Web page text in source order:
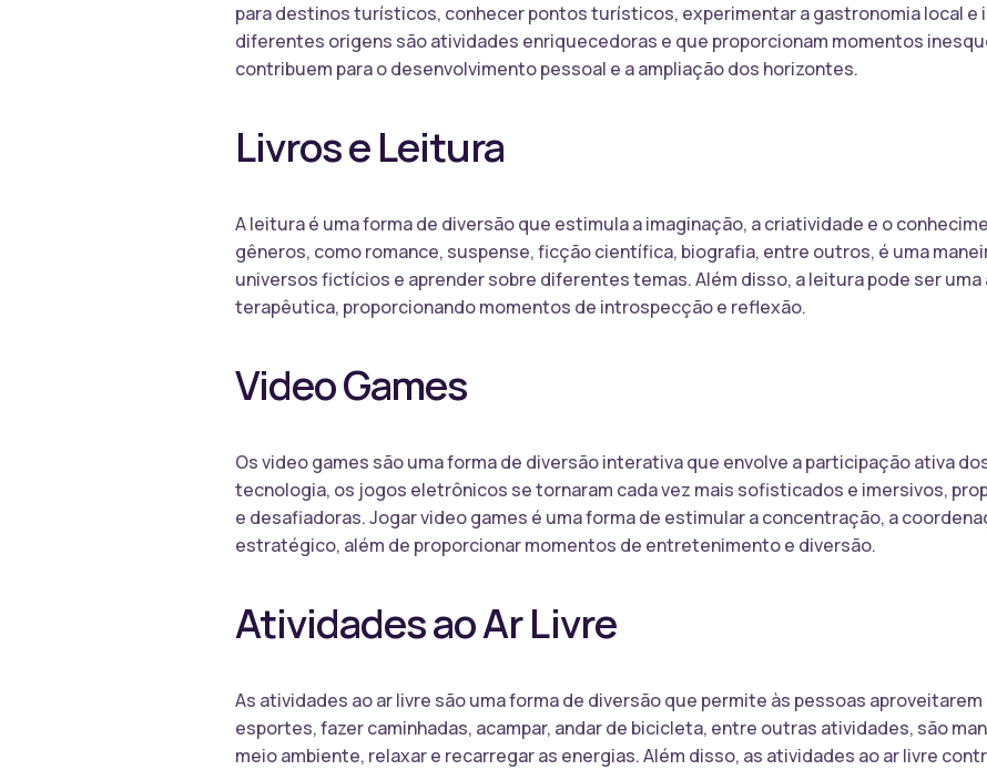
para destinos turísticos, conhecer pontos turísticos, experimentar a gastronomia local e
diferentes origens são atividades enriquecedoras e que proporcionam momentos
contribuem para o desenvolvimento pessoal e a ampliação dos horizontes.
Livros e Leitura
A leitura é uma forma de diversão que estimula a imaginação, a criatividade e o
gêneros, como romance, suspense, ficção científica, biografia, entre outros, é uma
universos fictícios e aprender sobre diferentes temas. Além disso, a leitura pode ser
terapêutica, proporcionando momentos de introspecção e reflexão.
Video Games
Os video games são uma forma de diversão interativa que envolve a participação ativa
tecnologia, os jogos eletrônicos se tornaram cada vez mais sofisticados e imersivos,
e desafiadoras. Jogar video games é uma forma de estimular a concentração, a
estratégico, além de proporcionar momentos de entretenimento e diversão.
Atividades ao Ar Livre
As atividades ao ar livre são uma forma de diversão que permite às pessoas
esportes, fazer caminhadas, acampar, andar de bicicleta, entre outras atividades, são
meio ambiente, relaxar e recarregar as energias. Além disso, as atividades ao ar livre